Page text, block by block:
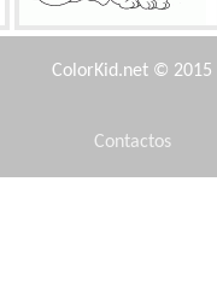
Gatito del deslizador
ColorKid.net © 2015
Contactos